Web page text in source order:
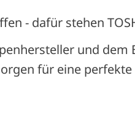
- dafür stehen
und dem
für eine